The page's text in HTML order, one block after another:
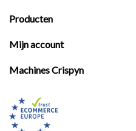
Producten
Mijn account
Machines Crispyn